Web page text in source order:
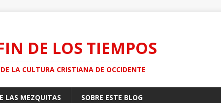
DE LOS TIEMPOS
LA CULTURA CRISTIANA DE OCCIDENTE
LAS MEZQUITAS SOBRE ESTE BLOG